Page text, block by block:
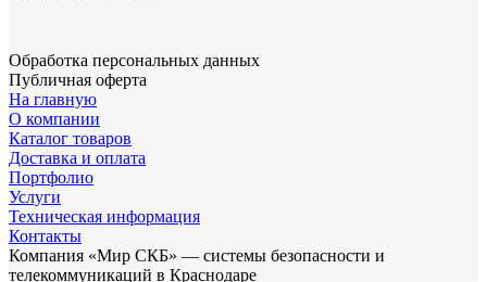
Обработка персональных данных
Публичная оферта
На главную
О компании
Каталог товаров
Доставка и оплата
Портфолио
Услуги
Техническая информация
Контакты
Компания «Мир СКБ» — системы безопасности и
телекоммуникаций в Краснодаре